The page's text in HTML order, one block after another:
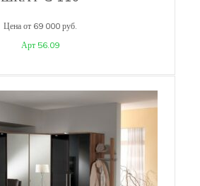
Цена от 69 000 руб.
Арт 56.09